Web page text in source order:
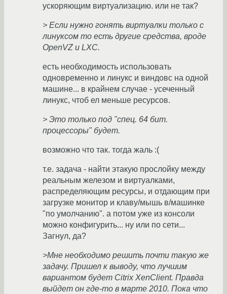
ускоряющим виртуализацию. или не так?
> Если нужно гонять виртуалки только с
линуксом то есть другие средства, вроде
OpenVZ и LXC.
есть необходимость использовать
одновременно и линукс и виндовс на одной
машине... в крайнем случае - усеченный
линукс, чтоб ел меньше ресурсов.
> Это только под "спец. 64 бит.
процессоры" будет.
возможно что так. тогда жаль :(
т.е. задача - найти этакую прослойку между
реальным железом и виртуалками,
распределяющим ресурсы, и отдающим при
загрузке монитор и клаву/мышь в/машинке
"по умолчанию". а потом уже из консоли
можно конфигурить... ну или по сети...
Загнул, да?
>Мне необходимо решить почти такую же
задачу. Пришел к выводу, что лучшим
вариантом будет Citrix XenClient. Правда
выйдет он где-то в марте 2010. Пока что